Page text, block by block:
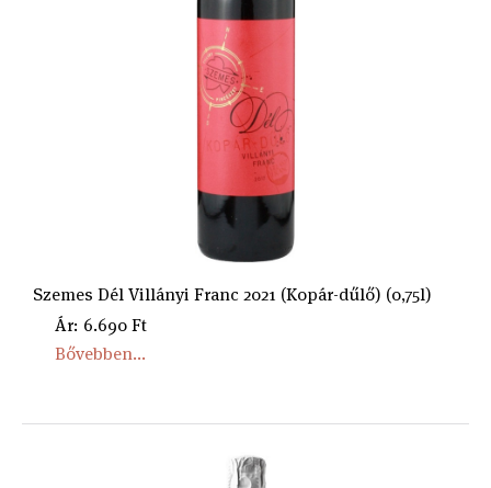
Szemes Dél Villányi Franc 2021 (Kopár-dűlő) (0,75l)
Ár: 6.690 Ft
Bővebben...